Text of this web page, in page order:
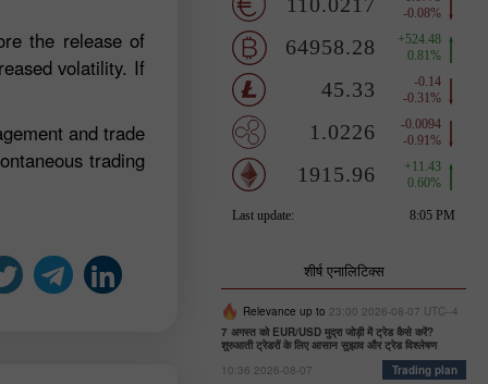
the release of
volatility. If
and trade
trading
शीर्ष एनालिटिक्स
Relevance up to 23:00 2026-08-07 UTC--4
7 अगस्त को EUR/USD मुद्रा जोड़ी में ट्रेड कैसे करें?
शुरुआती ट्रेडरों के लिए आसान सुझाव और ट्रेड विश्लेषण
10:36 2026-08-07
Trading plan